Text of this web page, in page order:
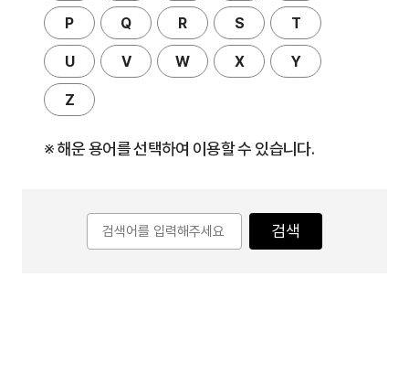
P Q R S T
U V W X Y
Z
※ 해운 용어를 선택하여 이용할 수 있습니다.
검색